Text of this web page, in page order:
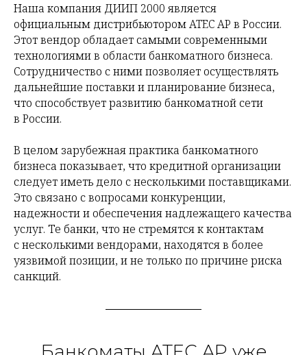
Наша компания ДИИП 2000 является
официальным дистрибьютором ATEC AP в России.
Этот вендор обладает самыми современными
технологиями в области банкоматного бизнеса.
Сотрудничество с ними позволяет осуществлять
дальнейшие поставки и планирование бизнеса,
что способствует развитию банкоматной сети
в России.
В целом зарубежная практика банкоматного
бизнеса показывает, что кредитной организации
следует иметь дело с несколькими поставщиками.
Это связано с вопросами конкуренции,
надежности и обеспечения надлежащего качества
услуг. Те банки, что не стремятся к контактам
с несколькими вендорами, находятся в более
уязвимой позиции, и не только по причине риска
санкций.